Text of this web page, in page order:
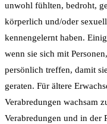
unwohl fühlten, bedroht,
körperlich und/oder
kennengelernt haben.
wenn sie sich mit
persönlich treffen, damit
geraten. Für ältere
Verabredungen wachsam
Verabredungen und in der